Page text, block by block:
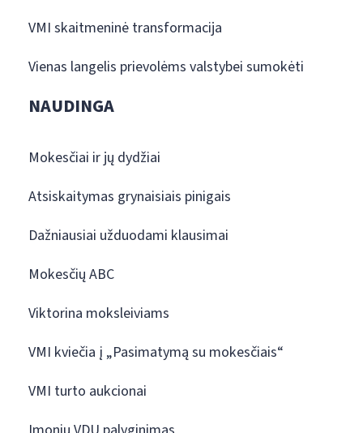
VMI skaitmeninė transformacija
Vienas langelis prievolėms valstybei sumokėti
NAUDINGA
Mokesčiai ir jų dydžiai
Atsiskaitymas grynaisiais pinigais
Dažniausiai užduodami klausimai
Mokesčių ABC
Viktorina moksleiviams
VMI kviečia į „Pasimatymą su mokesčiais“
VMI turto aukcionai